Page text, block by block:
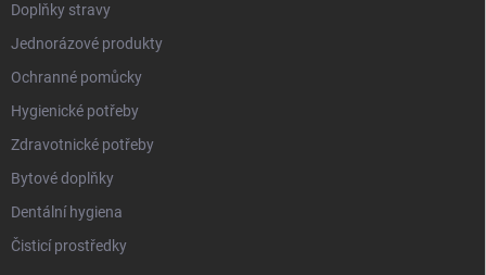
Doplňky stravy
Jednorázové produkty
Ochranné pomůcky
Hygienické potřeby
Zdravotnické potřeby
Bytové doplňky
Dentální hygiena
Čisticí prostředky